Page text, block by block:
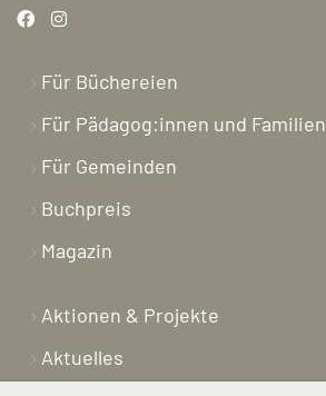
Für Büchereien
Für Pädagog:innen und Familien
Für Gemeinden
Buchpreis
Magazin
Aktionen & Projekte
Aktuelles